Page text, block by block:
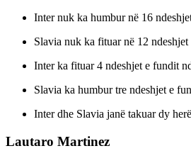
Inter nuk ka humbur në 16
Slavia nuk ka fituar në 12
Inter ka fituar 4 ndeshjet e fundit
Slavia ka humbur tre ndeshjet e
Inter dhe Slavia janë takuar dy
Lautaro Martinez